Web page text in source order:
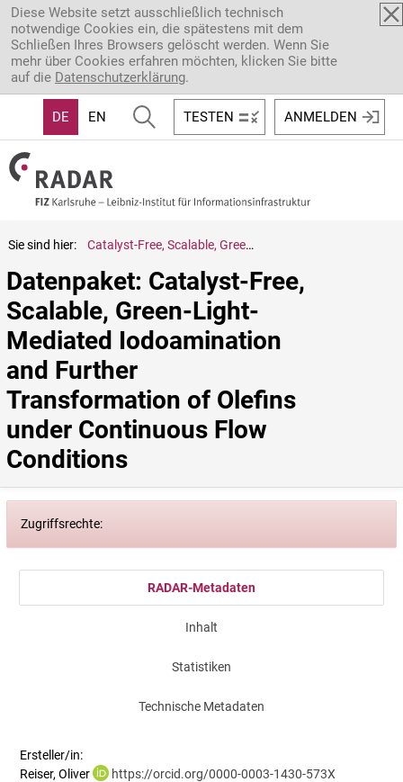
Direkt zum Inhalt
Diese Website setzt ausschließlich technisch
notwendige Cookies ein, die spätestens mit dem
Schließen Ihres Browsers gelöscht werden. Wenn Sie
mehr über Cookies erfahren möchten, klicken Sie bitte
auf die Datenschutzerklärung.
DE EN TESTEN ANMELDEN
Sie sind hier: Catalyst-Free, Scalable, Green-Light-Mediated Iodoamination and Further Transformation of Olefins under Continuous Flow Conditions
Datenpaket: Catalyst-Free,
Scalable, Green-Light-
Mediated Iodoamination
and Further
Transformation of Olefins
under Continuous Flow
Conditions
Zugriffsrechte:
RADAR-Metadaten
Inhalt
Statistiken
Technische Metadaten
Ersteller/in:
Reiser, Oliver
https://orcid.org/0000-0003-1430-573X